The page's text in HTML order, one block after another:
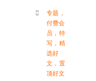
专题 ，
付费会
员 ， 特
写 ， 精
选好
文 ， 置
顶好文